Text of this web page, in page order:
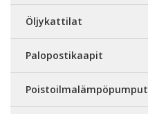
Öljykattilat
Palopostikaapit
Poistoilmalämpöpumput